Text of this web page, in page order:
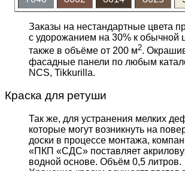
Заказы на нестандартные цвета
с удорожанием на 30% к обычной
также в объёме от 200 м2.
фасадные панели по любым
NCS, Tikkurilla.
Краска для ретуши
Так же, для устранения мелких
которые могут возникнуть на
доски в процессе монтажа,
«ПКП «СДС» поставляет
водной основе. Объём 0,5 литров.